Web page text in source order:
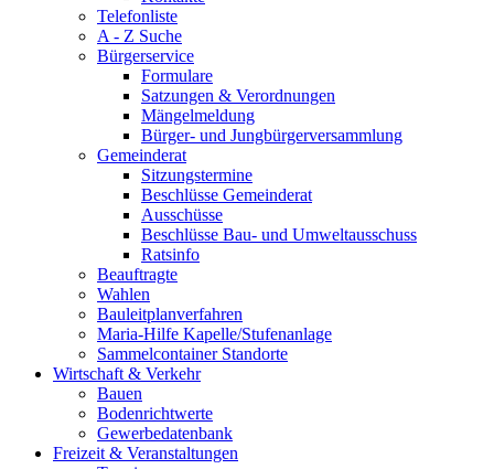
Telefonliste
A - Z Suche
Bürgerservice
Formulare
Satzungen & Verordnungen
Mängelmeldung
Bürger- und Jungbürgerversammlung
Gemeinderat
Sitzungstermine
Beschlüsse Gemeinderat
Ausschüsse
Beschlüsse Bau- und Umweltausschuss
Ratsinfo
Beauftragte
Wahlen
Bauleitplanverfahren
Maria-Hilfe Kapelle/Stufenanlage
Sammelcontainer Standorte
Wirtschaft & Verkehr
Bauen
Bodenrichtwerte
Gewerbedatenbank
Freizeit & Veranstaltungen